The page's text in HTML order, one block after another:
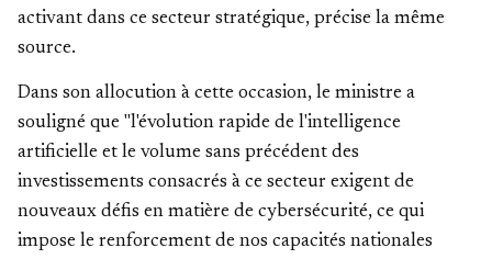
activant dans ce secteur stratégique, précise la même
source.
Dans son allocution à cette occasion, le ministre a
souligné que "l'évolution rapide de l'intelligence
artificielle et le volume sans précédent des
investissements consacrés à ce secteur exigent de
nouveaux défis en matière de cybersécurité, ce qui
impose le renforcement de nos capacités nationales